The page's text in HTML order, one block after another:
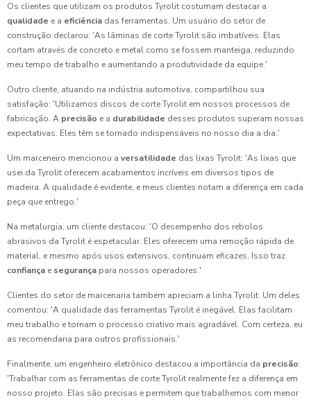
Os clientes que utilizam os produtos Tyrolit costumam destacar a
qualidade e a eficiência das ferramentas. Um usuário do setor de
construção declarou: 'As lâminas de corte Tyrolit são imbatíveis. Elas
cortam através de concreto e metal como se fossem manteiga, reduzindo
meu tempo de trabalho e aumentando a produtividade da equipe.'
Outro cliente, atuando na indústria automotiva, compartilhou sua
satisfação: 'Utilizamos discos de corte Tyrolit em nossos processos de
fabricação. A precisão e a durabilidade desses produtos superam nossas
expectativas. Eles têm se tornado indispensáveis no nosso dia a dia.'
Um marceneiro mencionou a versatilidade das lixas Tyrolit: 'As lixas que
usei da Tyrolit oferecem acabamentos incríveis em diversos tipos de
madeira. A qualidade é evidente, e meus clientes notam a diferença em cada
peça que entrego.'
Na metalurgia, um cliente destacou: 'O desempenho dos rebolos
abrasivos da Tyrolit é espetacular. Eles oferecem uma remoção rápida de
material, e mesmo após usos extensivos, continuam eficazes. Isso traz
confiança e segurança para nossos operadores.'
Clientes do setor de marcenaria também apreciam a linha Tyrolit. Um deles
comentou: 'A qualidade das ferramentas Tyrolit é inegável. Elas facilitam
meu trabalho e tornam o processo criativo mais agradável. Com certeza, eu
as recomendaria para outros profissionais.'
Finalmente, um engenheiro eletrônico destacou a importância da precisão:
'Trabalhar com as ferramentas de corte Tyrolit realmente fez a diferença em
nosso projeto. Elas são precisas e permitem que trabalhemos com menor